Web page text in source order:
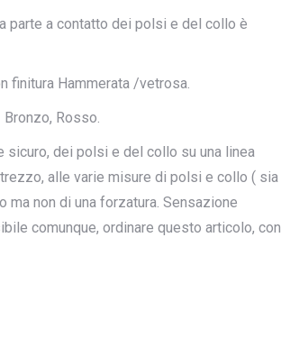
parte a contatto dei polsi e del collo è
finitura Hammerata /vetrosa.
Rosso.
dei polsi e del collo su una linea
alle varie misure di polsi e collo ( sia
ma non di una forzatura. Sensazione
comunque, ordinare questo articolo, con